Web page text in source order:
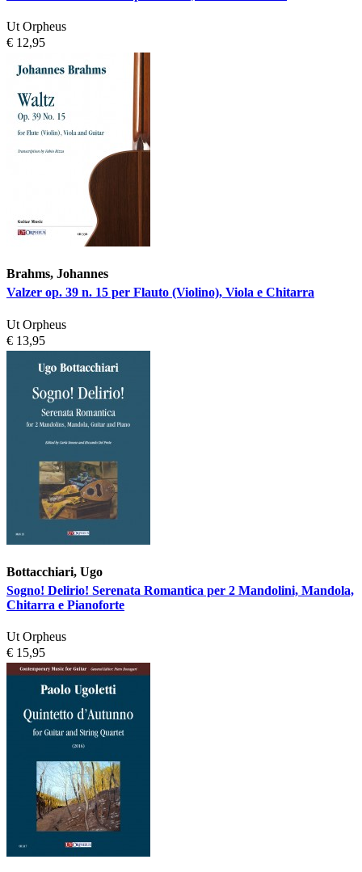
Ut Orpheus
€ 12,95
Brahms, Johannes
Valzer op. 39 n. 15 per Flauto (Violino), Viola e Chitarra
Ut Orpheus
€ 13,95
Bottacchiari, Ugo
Sogno! Delirio! Serenata Romantica per 2 Mandolini, Mandola,
Chitarra e Pianoforte
Ut Orpheus
€ 15,95